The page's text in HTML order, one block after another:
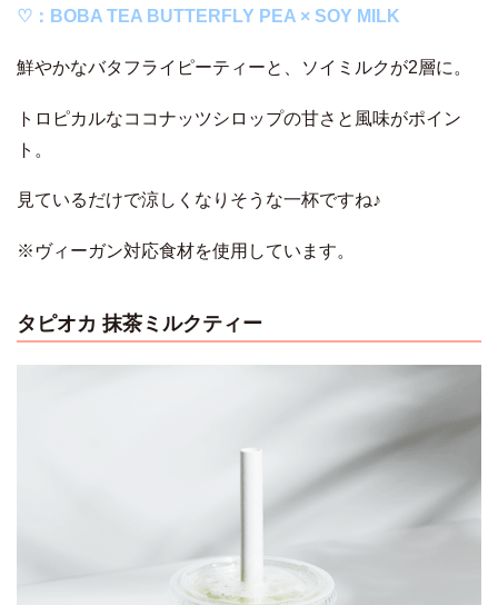
♡：BOBA TEA BUTTERFLY PEA × SOY MILK
鮮やかなバタフライピーティーと、ソイミルクが2層に。
トロピカルなココナッツシロップの甘さと風味がポイン
ト。
見ているだけで涼しくなりそうな一杯ですね♪
※ヴィーガン対応食材を使用しています。
タピオカ 抹茶ミルクティー